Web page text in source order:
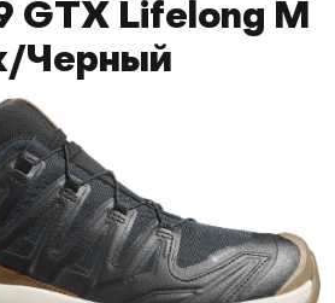
GTX Lifelong M
Черный